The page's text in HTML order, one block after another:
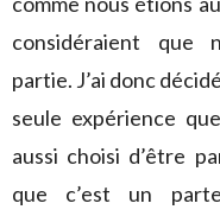
considéraient
partie. J’ai donc
seule expérience
aussi choisi d’être
que c’est un